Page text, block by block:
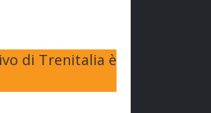
di Trenitalia è